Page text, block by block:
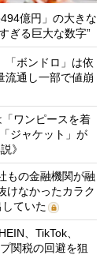
億円」の大きな
ぎる巨大な数字”
ボンドロ」は依
流通し一部で値崩
ワンピースを着
ジャケット」が
》
もの金融機関が融
けなかったカラク
ていた
、TikTok、
関税の回避を狙